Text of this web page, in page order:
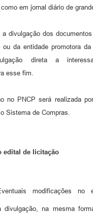
em jornal diário de
a divulgação dos
da entidade promotora da
direta a
esse fim.
no PNCP será realizada
Sistema de Compras.
edital de licitação
modificações no
divulgação, na mesma